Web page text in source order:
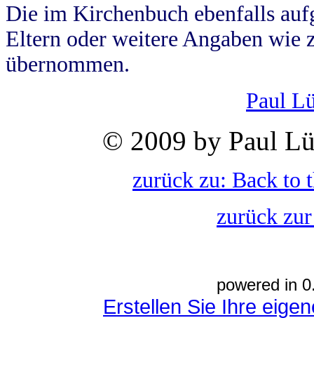
Die im Kirchenbuch ebenfalls
Eltern oder weitere Angaben wie
übernommen.
Paul
© 2009 by Paul
zurück zu: Back to
zurück
powered in
Erstellen Sie Ihre